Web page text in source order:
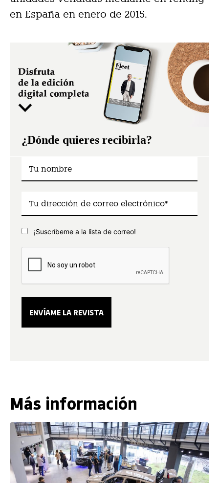
en España en enero de 2015.
¿Dónde quieres recibirla?
¡Suscríbeme a la lista de correo!
Más información